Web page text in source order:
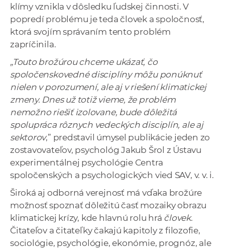
a
c
k
o
S
A
V
klímy vznikla v dôsledku ľudskej činnosti. V
popredí problému je teda človek a spoločnosť,
ktorá svojím správaním tento problém
zapríčinila.
„Touto brožúrou chceme ukázať, čo
spoločenskovedné disciplíny môžu ponúknuť
nielen v porozumení, ale aj v riešení klimatickej
zmeny. Dnes už totiž vieme, že problém
nemožno riešiť izolovane, bude dôležitá
spolupráca rôznych vedeckých disciplín, ale aj
sektorov,” predstavil úmysel publikácie jeden zo
zostavovateľov, psychológ Jakub Šrol z Ústavu
experimentálnej psychológie Centra
spoločenských a psychologických vied SAV, v. v. i.
Široká aj odborná verejnosť má vďaka brožúre
možnosť spoznať dôležitú časť mozaiky obrazu
klimatickej krízy, kde hlavnú rolu hrá človek.
Čitateľov a čitateľky čakajú kapitoly z filozofie,
sociológie, psychológie, ekonómie, prognóz, ale